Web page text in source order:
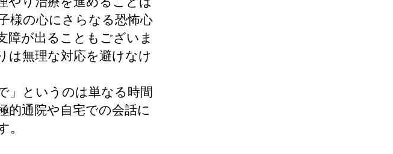
様の心にさらなる恐怖心
障が出ることもございま
は無理な対応を避けなけ
」というのは単なる時間
的通院や自宅での会話に
。